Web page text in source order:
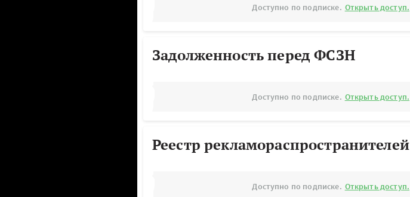
Доступно по подписке. Открыть доступ.
Задолженность перед ФСЗН
Доступно по подписке. Открыть доступ.
Реестр рекламораспространителей
Доступно по подписке. Открыть доступ.